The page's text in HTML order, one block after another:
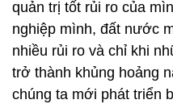
quản trị tốt rủi ro của
nghiệp mình, đất nước
nhiều rủi ro và chỉ khi
trở thành khủng hoảng
chúng ta mới phát triển